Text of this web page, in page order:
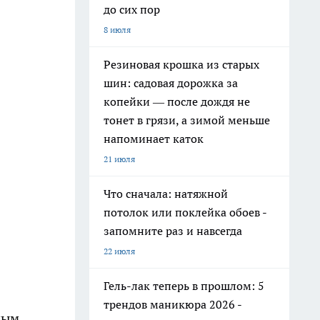
до сих пор
8 июля
Резиновая крошка из старых
шин: садовая дорожка за
копейки — после дождя не
тонет в грязи, а зимой меньше
напоминает каток
21 июля
Что сначала: натяжной
потолок или поклейка обоев -
запомните раз и навсегда
22 июля
Гель-лак теперь в прошлом: 5
трендов маникюра 2026 -